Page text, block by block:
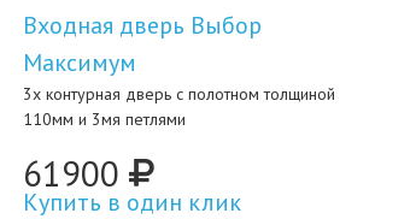
Входная дверь Выбор
Максимум
3х контурная дверь с полотном толщиной
110мм и 3мя петлями
61900
Купить в один клик